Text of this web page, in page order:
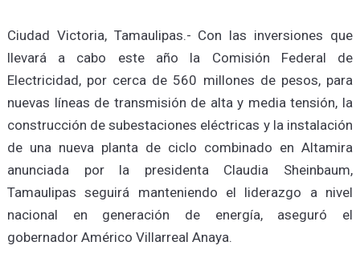
Ciudad Victoria, Tamaulipas.- Con las inversiones que
llevará a cabo este año la Comisión Federal de
Electricidad, por cerca de 560 millones de pesos, para
nuevas líneas de transmisión de alta y media tensión, la
construcción de subestaciones eléctricas y la instalación
de una nueva planta de ciclo combinado en Altamira
anunciada por la presidenta Claudia Sheinbaum,
Tamaulipas seguirá manteniendo el liderazgo a nivel
nacional en generación de energía, aseguró el
gobernador Américo Villarreal Anaya.